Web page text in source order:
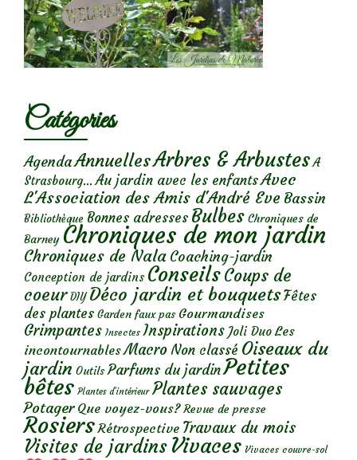
Catégories
AgendaAnnuellesArbres & Arbustes A
Strasbourg... Au jardin avec les enfantsAvec
L'Association des Amis d'André Eve Bassin
Bibliothèque Bonnes adresses Bulbes Chroniques de
Barney Chroniques de mon jardin
Chroniques de Nala Coaching-jardin
Conception de jardins ConseilsCoups de
coeur DIY Déco jardin et bouquetsFêtes
des plantes Garden faux pas Gourmandises
Grimpantes Insectes Inspirations Joli Duo Les
incontournables Macro Non classé Oiseaux du
jardin Outils Parfums du jardinPetites
bêtes Plantes d’intérieur Plantes sauvages
Potager Que voyez-vous? Revue de presse
Rosiers Rétrospective Travaux du mois
Visites de jardins Vivaces Vivaces couvre-sol